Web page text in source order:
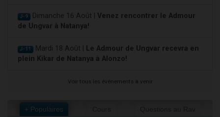
J-9 Dimanche 16 Août | Venez rencontrer le Admour
de Ungvar à Natanya!
J-11 Mardi 18 Août | Le Admour de Ungvar recevra en
plein Kikar de Natanya à Alonzo!
Voir tous les événements à venir
+ Populaires